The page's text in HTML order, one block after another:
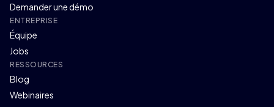
Demander une démo
ENTREPRISE
Équipe
Jobs
RESSOURCES
Blog
Webinaires